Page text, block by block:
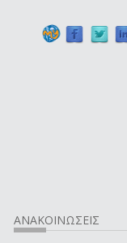
ΑΝΑΚΟΙΝΩΣΕΙΣ